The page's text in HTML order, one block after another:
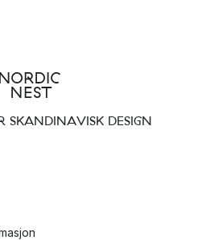
SKANDINAVISK DESIGN